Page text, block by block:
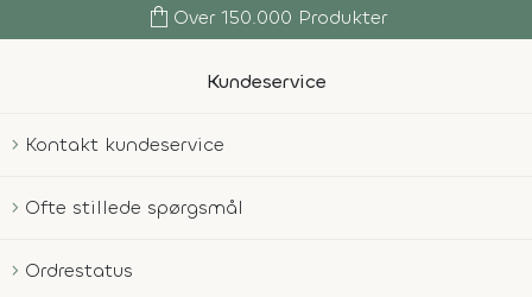
shopping_bag Over 150.000 Produkter
Kundeservice
Kontakt kundeservice
Ofte stillede spørgsmål
Ordrestatus